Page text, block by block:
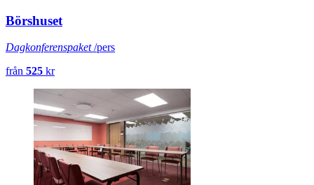
Börshuset
Dagkonferenspaket/pers
från 525 kr